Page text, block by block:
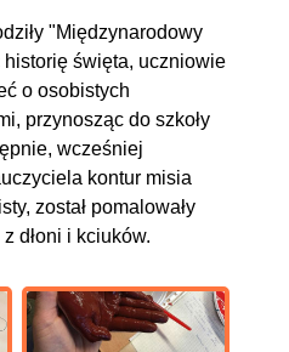
"Międzynarodowy
święta, uczniowie
o osobistych
przynosząc do szkoły
wcześniej
kontur misia
został pomalowały
dłoni i kciuków.